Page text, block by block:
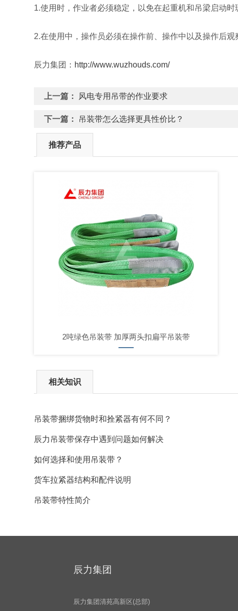
1.使用时，作业者必须稳定，以免在起重机和吊梁启动时
2.在使用中，操作员必须在操作前、操作中以及操作后
辰力集团： http://www.wuzhouds.com/
上一篇： 风电专用吊带的作业要求
下一篇： 吊装带怎么选择更具性价比？
推荐产品
2吨绿色吊装带 加厚两头扣扁平吊装带
相关知识
吊装带捆绑货物时和拴紧器有何不同？
辰力吊装带保存中遇到问题如何解决
如何选择和使用吊装带？
货车拉紧器结构和配件说明
吊装带特性简介
辰力集团
辰力集团清苑高新区(总部)